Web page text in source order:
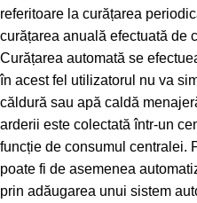
referitoare la curățarea
curățarea anuală efectuată de
Curățarea automată se
în acest fel utilizatorul nu va
căldură sau apă caldă
arderii este colectată într-un
funcție de consumul centralei.
poate fi de asemenea
prin adăugarea unui sistem